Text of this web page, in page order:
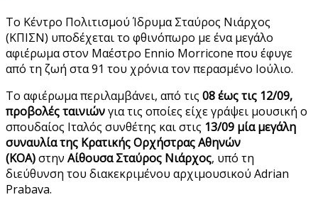
Το Κέντρο Πολιτισμού Ίδρυμα Σταύρος Νιάρχος
(ΚΠΙΣΝ) υποδέχεται το φθινόπωρο με ένα μεγάλο
αφιέρωμα στον Μαέστρο Ennio Morricone που έφυγε
από τη ζωή στα 91 του χρόνια τον περασμένο Ιούλιο.
Το αφιέρωμα περιλαμβάνει, από τις 08 έως τις 12/09,
προβολές ταινιώνγια τις οποίες είχε γράψει μουσική ο
σπουδαίος Ιταλός συνθέτης και στις 13/09 μία μεγάλη
συναυλία της Κρατικής Ορχήστρας Αθηνών
(ΚΟΑ)στην Αίθουσα Σταύρος Νιάρχος, υπό τη
διεύθυνση του διακεκριμένου αρχιμουσικού Adrian
Prabava.